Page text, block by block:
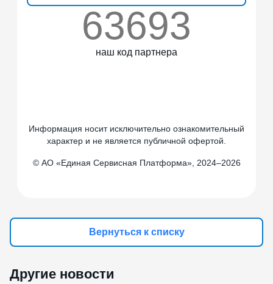
63693
наш код партнера
Информация носит исключительно ознакомительный
характер и не является публичной офертой.
© АО «Единая Сервисная Платформа», 2024–2026
Вернуться к списку
Другие новости